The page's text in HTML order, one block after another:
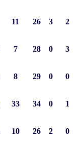
11 26 3 2
7 28 0 3
8 29 0 0
33 34 0 1
10 26 2 0